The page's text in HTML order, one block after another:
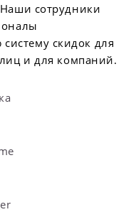
сотрудники
скидок для
и для компаний.